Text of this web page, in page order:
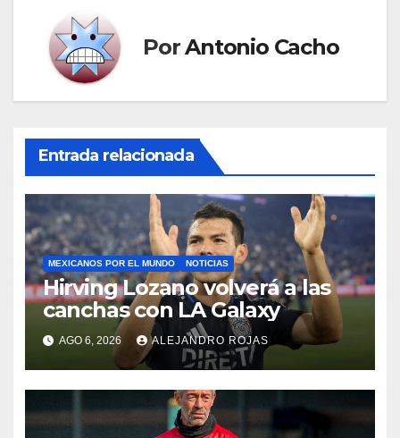
PorAntonio Cacho
Entrada relacionada
MEXICANOS POR EL MUNDO NOTICIAS
Hirving Lozano volverá a las
canchas con LA Galaxy
AGO 6, 2026 ALEJANDRO ROJAS